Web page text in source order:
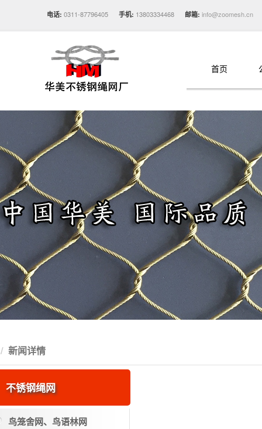
电话: 0311-87796405 手机: 13803334468 邮箱: info@zoomesh.cn
首页
新闻详情
不锈钢绳网
鸟笼舍网、鸟语林网